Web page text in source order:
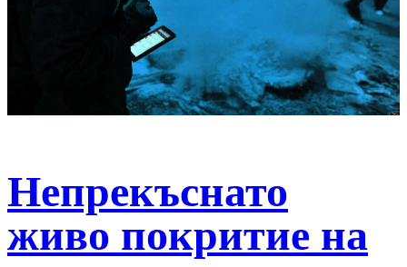
Непрекъснато
живо покритие на